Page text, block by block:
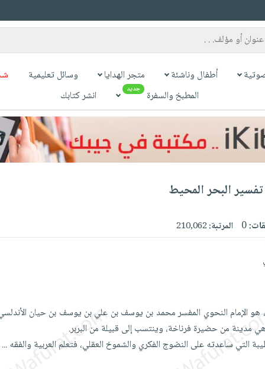
أطفال وناشئة متجر الهدايا وسائل تعليمية
المطبخ والسفرة
جديد انشر كتابك
البحر المحيط
0 المرتبة:210,062
هو الإمام النحوي المفسر محمد بن يوسف بن علي بن يوسف بن حيان
مدينة من حضيرة فرناخة، وينتسب إلى قبيلة من البربر.
التي ساعدته على النضوج الفكري والشموخ العقلي، فتعلم العربية والفقه...